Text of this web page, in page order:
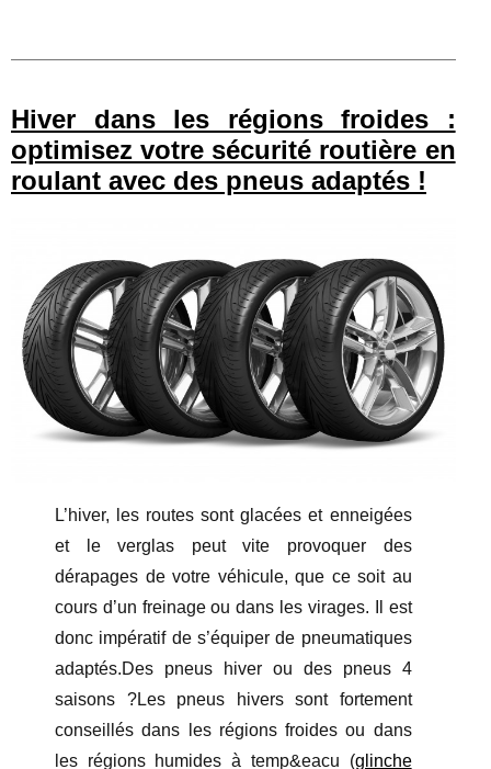
Hiver dans les régions froides :
optimisez votre sécurité routière en
roulant avec des pneus adaptés !
L’hiver, les routes sont glacées et enneigées
et le verglas peut vite provoquer des
dérapages de votre véhicule, que ce soit au
cours d’un freinage ou dans les virages. Il est
donc impératif de s’équiper de pneumatiques
adaptés.Des pneus hiver ou des pneus 4
saisons ?Les pneus hivers sont fortement
conseillés dans les régions froides ou dans
les régions humides à temp&eacu (glinche